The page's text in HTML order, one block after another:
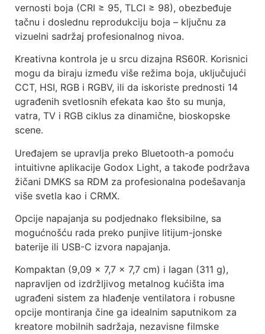
vernosti boja (CRI ≥ 95, TLCI ≥ 98), obezbeđuje
tačnu i doslednu reprodukciju boja – ključnu za
vizuelni sadržaj profesionalnog nivoa.
Kreativna kontrola je u srcu dizajna RS60R. Korisnici
mogu da biraju između više režima boja, uključujući
CCT, HSI, RGB i RGBV, ili da iskoriste prednosti 14
ugrađenih svetlosnih efekata kao što su munja,
vatra, TV i RGB ciklus za dinamične, bioskopske
scene.
Uređajem se upravlja preko Bluetooth-a pomoću
intuitivne aplikacije Godox Light, a takođe podržava
žičani DMKS sa RDM za profesionalna podešavanja
više svetla kao i CRMX.
Opcije napajanja su podjednako fleksibilne, sa
mogućnošću rada preko punjive litijum-jonske
baterije ili USB-C izvora napajanja.
Kompaktan (9,09 × 7,7 × 7,7 cm) i lagan (311 g),
napravljen od izdržljivog metalnog kućišta ima
ugrađeni sistem za hlađenje ventilatora i robusne
opcije montiranja čine ga idealnim saputnikom za
kreatore mobilnih sadržaja, nezavisne filmske